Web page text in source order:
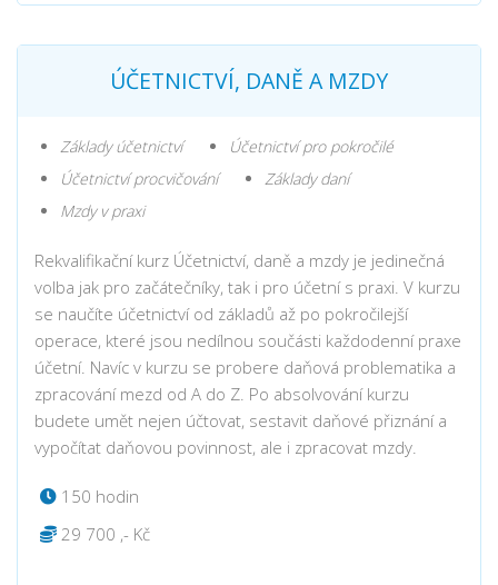
ÚČETNICTVÍ, DANĚ A MZDY
Základy účetnictví
Účetnictví pro pokročilé
Účetnictví procvičování
Základy daní
Mzdy v praxi
Rekvalifikační kurz Účetnictví, daně a mzdy je jedinečná
volba jak pro začátečníky, tak i pro účetní s praxi. V kurzu
se naučíte účetnictví od základů až po pokročilejší
operace, které jsou nedílnou součásti každodenní praxe
účetní. Navíc v kurzu se probere daňová problematika a
zpracování mezd od A do Z. Po absolvování kurzu
budete umět nejen účtovat, sestavit daňové přiznání a
vypočítat daňovou povinnost, ale i zpracovat mzdy.
150 hodin
29 700 ,- Kč